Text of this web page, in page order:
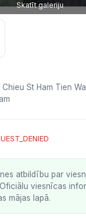
Skatīt galeriju
St Ham Tien
atbildību par
viesnīcas
mājas lapā.